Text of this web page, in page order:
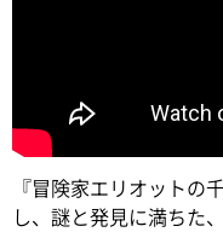
『冒険家エリオットの
し、謎と発見に満ちた